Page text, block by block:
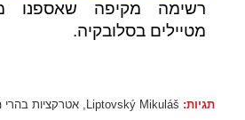
רשימה מקיפה שאספנו
מטיילים בסלובקיה.
תגיות: Liptovský Mikuláš
, אטרקציות